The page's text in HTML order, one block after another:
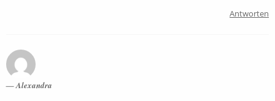
Antworten
Alexandra